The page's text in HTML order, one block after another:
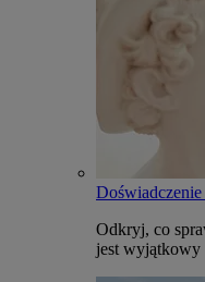
Odkryj, co
jest wyjątkowy